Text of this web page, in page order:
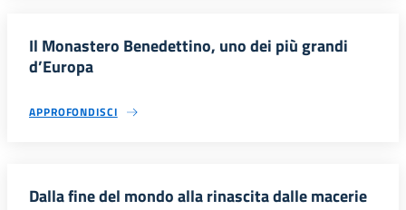
Il Monastero Benedettino, uno dei più grandi
d’Europa
APPROFONDISCI
Dalla fine del mondo alla rinascita dalle macerie